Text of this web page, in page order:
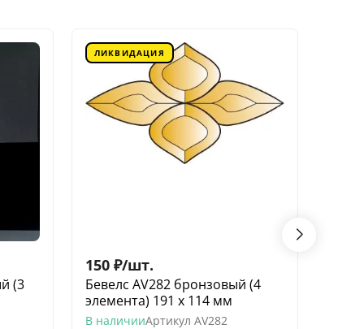
(3
ЛИКВИДАЦИЯ
150 ₽/шт.
Бевелс AV282 бронзовый (4
элемента) 191 х 114 мм
В наличииАртикул AV282